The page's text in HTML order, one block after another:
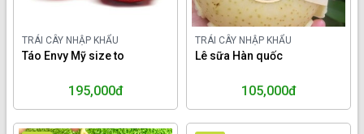
TRÁI CÂY NHẬP KHẨU
Táo Envy Mỹ size to
195,000đ
TRÁI CÂY NHẬP KHẨU
Lê sữa Hàn quốc
105,000đ